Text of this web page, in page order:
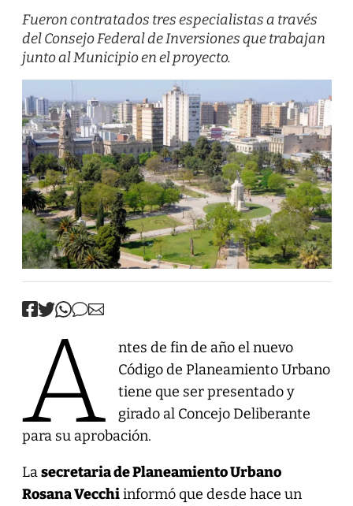
Fueron contratados tres especialistas a través
del Consejo Federal de Inversiones que trabajan
junto al Municipio en el proyecto.
A
ntes de fin de año el nuevo
Código de Planeamiento Urbano
tiene que ser presentado y
girado al Concejo Deliberante
para su aprobación.
Lasecretaria de Planeamiento Urbano
Rosana Vecchiinformó que desde hace un